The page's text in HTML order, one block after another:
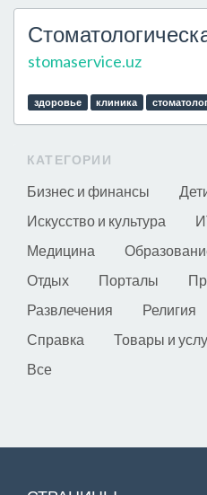
stomaservice.uz
здоровье клиника
КАТЕГОРИИ
Бизнес и финансы
Искусство и культура
Медицина
Отдых
Порталы
Развлечения
Религия
Справка
Товары и
Все